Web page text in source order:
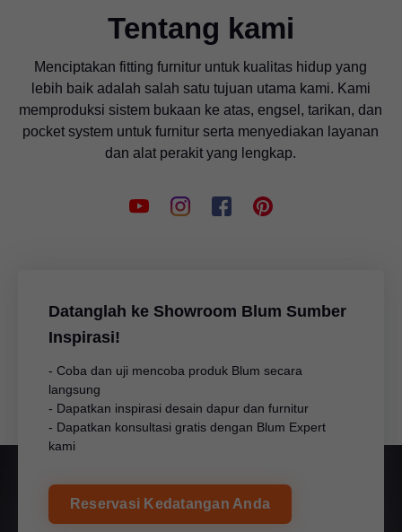
Tentang kami
Menciptakan fitting furnitur untuk kualitas hidup yang
lebih baik adalah salah satu tujuan utama kami. Kami
memproduksi sistem bukaan ke atas, engsel, tarikan, dan
pocket system untuk furnitur serta menyediakan layanan
dan alat perakit yang lengkap.
Datanglah ke Showroom Blum Sumber
Inspirasi!
- Coba dan uji mencoba produk Blum secara
langsung
- Dapatkan inspirasi desain dapur dan furnitur
- Dapatkan konsultasi gratis dengan Blum Expert
kami
Reservasi Kedatangan Anda